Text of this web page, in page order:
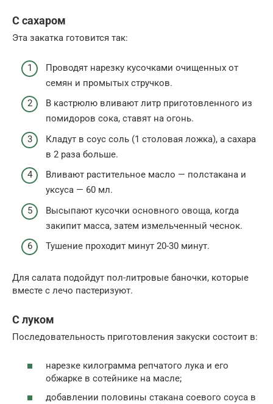
С сахаром
Эта закатка готовится так:
Проводят нарезку кусочками очищенных от
семян и промытых стручков.
В кастрюлю вливают литр приготовленного из
помидоров сока, ставят на огонь.
Кладут в соус соль (1 столовая ложка), а сахара
в 2 раза больше.
Вливают растительное масло — полстакана и
уксуса — 60 мл.
Высыпают кусочки основного овоща, когда
закипит масса, затем измельченный чеснок.
Тушение проходит минут 20-30 минут.
Для салата подойдут пол-литровые баночки, которые
вместе с лечо пастеризуют.
С луком
Последовательность приготовления закуски состоит в:
нарезке килограмма репчатого лука и его
обжарке в сотейнике на масле;
добавлении половины стакана соевого соуса в